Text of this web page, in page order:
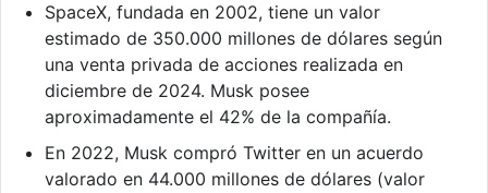
SpaceX, fundada en 2002, tiene un valor
estimado de 350.000 millones de dólares según
una venta privada de acciones realizada en
diciembre de 2024. Musk posee
aproximadamente el 42% de la compañía.
En 2022, Musk compró Twitter en un acuerdo
valorado en 44.000 millones de dólares (valor